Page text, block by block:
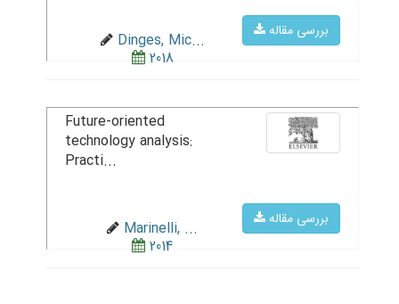
بررسی مقاله
Dinges, Mic...
2018
بررسی مقاله
Future-oriented
technology analysis:
Practi...
Marinelli, ...
2014